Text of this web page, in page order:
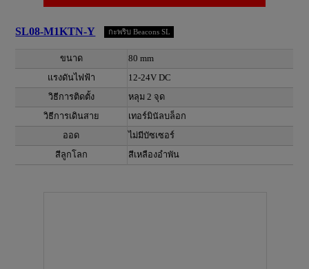
SL08-M1KTN-Y กะพริบ Beacons SL
ขนาด
80 mm
แรงดันไฟฟ้า
12-24V DC
วิธีการติดตั้ง
หลุม 2 จุด
วิธีการเดินสาย
เทอร์มินัลบล็อก
ออด
ไม่มีบัซเซอร์
สีลูกโลก
สีเหลืองอำพัน